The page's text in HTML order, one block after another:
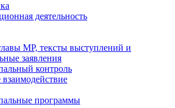
деятельность
МР, тексты выступлений и
заявления
контроль
программы